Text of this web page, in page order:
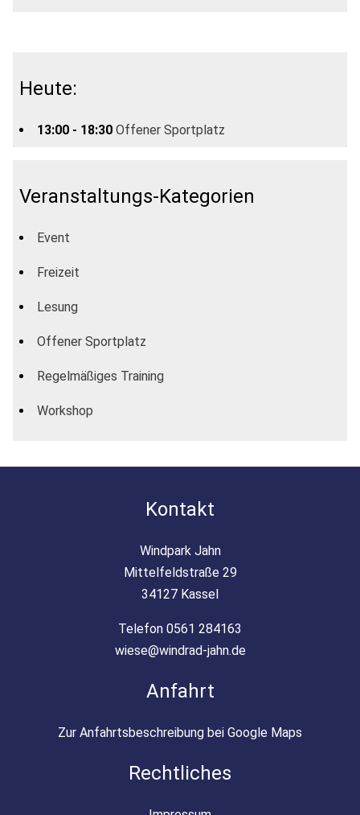
Heute:
13:00 - 18:30 Offener Sportplatz
Veranstaltungs-Kategorien
Event
Freizeit
Lesung
Offener Sportplatz
Regelmäßiges Training
Workshop
Kontakt
Windpark Jahn
Mittelfeldstraße 29
34127 Kassel
Telefon 0561 284163
wiese@windrad-jahn.de
Anfahrt
Zur Anfahrtsbeschreibung bei Google Maps
Rechtliches